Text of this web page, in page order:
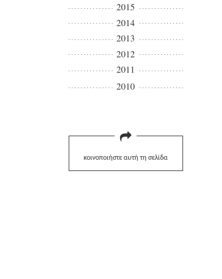
2015
2014
2013
2012
2011
2010
κοινοποιήστε αυτή τη σελίδα